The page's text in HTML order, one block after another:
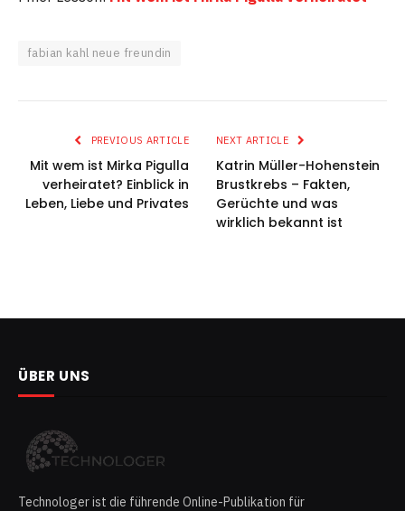
fabian kahl neue freundin
PREVIOUS ARTICLE
Mit wem ist Mirka Pigulla
verheiratet? Einblick in
Leben, Liebe und Privates
NEXT ARTICLE
Katrin Müller-Hohenstein
Brustkrebs – Fakten,
Gerüchte und was
wirklich bekannt ist
ÜBER UNS
Technologer ist die führende Online-Publikation für